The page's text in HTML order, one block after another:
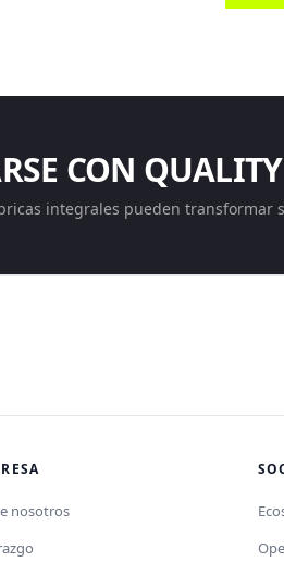
CON
integrales pueden transformar
nosotros